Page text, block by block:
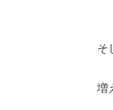
そ
増